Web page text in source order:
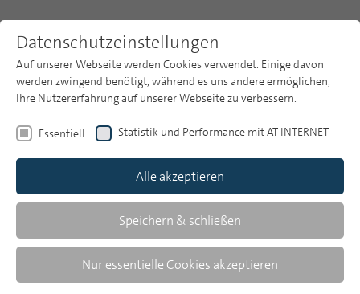
Publikationsarchiv
Heft 12
Emotionale
Kommunikationsstrategien in der
Datenschutzeinstellungen
Auf unserer Webseite werden Cookies verwendet. Einige davon
werden zwingend benötigt, während es uns andere ermöglichen,
Ihre Nutzererfahrung auf unserer Webseite zu verbessern.
Essentiell Statistik und Performance mit AT INTERNET
Alle akzeptieren
Speichern & schließen
Nur essentielle Cookies akzeptieren